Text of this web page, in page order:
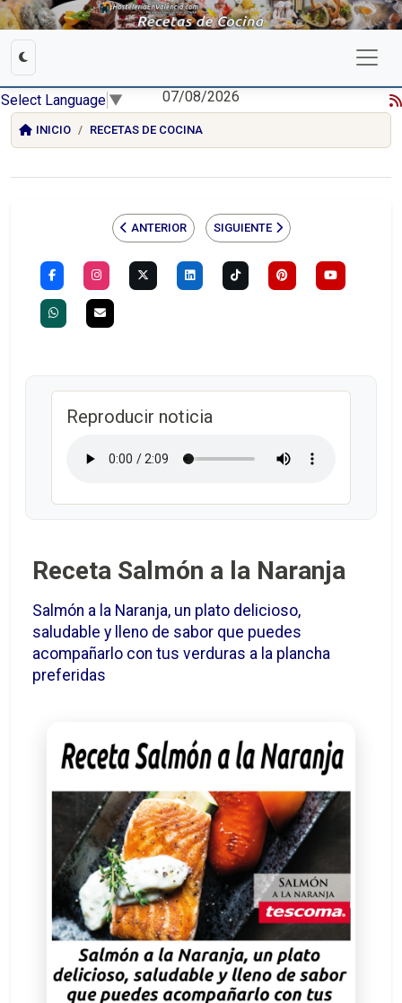
Select Language ▼ 07/08/2026
INICIO RECETAS DE COCINA
ANTERIOR SIGUIENTE
Reproducir noticia
Receta Salmón a la Naranja
Salmón a la Naranja, un plato delicioso,
saludable y lleno de sabor que puedes
acompañarlo con tus verduras a la plancha
preferidas